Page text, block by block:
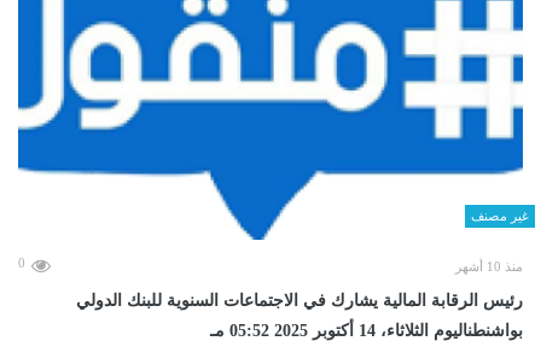
غير مصنف
منذ 10 أشهر 0
رئيس الرقابة المالية يشارك في الاجتماعات السنوية للبنك الدولي
بواشنطناليوم الثلاثاء، 14 أكتوبر 2025 05:52 مـ